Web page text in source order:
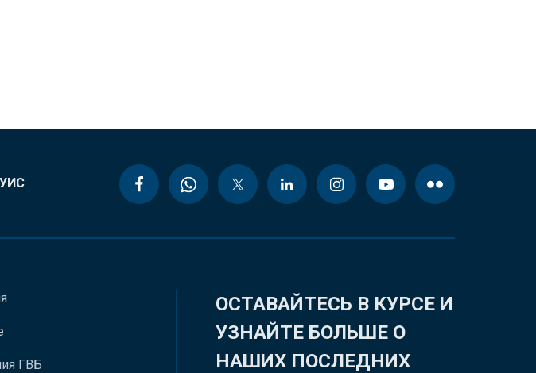
ГВБ
ОСТАВАЙТЕСЬ В КУРСЕ И
УЗНАЙТЕ БОЛЬШЕ О
НАШИХ ПОСЛЕДНИХ